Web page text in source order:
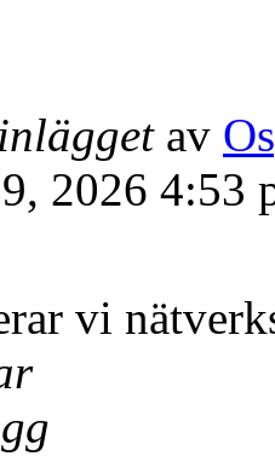
av
2026 4:53
vi